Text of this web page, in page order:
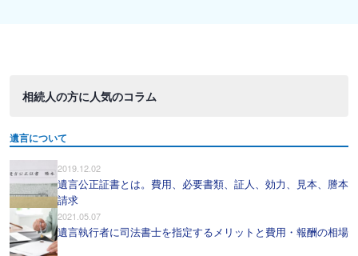
相続人の方に人気のコラム
遺言について
2019.12.02
遺言公正証書とは。費用、必要書類、証人、効力、見本、謄本
請求
2021.05.07
遺言執行者に司法書士を指定するメリットと費用・報酬の相場